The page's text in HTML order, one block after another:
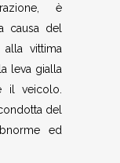
è
causa del
alla vittima
leva gialla
il veicolo.
del
ed